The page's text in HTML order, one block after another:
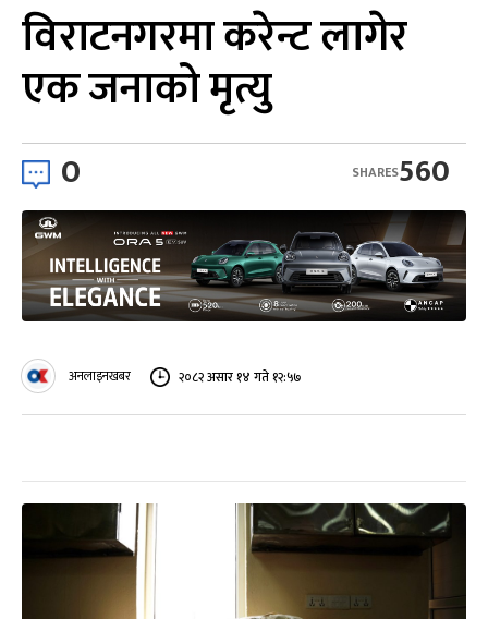
विराटनगरमा करेन्ट लागेर
एक जनाको मृत्यु
0 560
SHARES
अनलाइनखबर २०८२ असार १४ गते १२:५७